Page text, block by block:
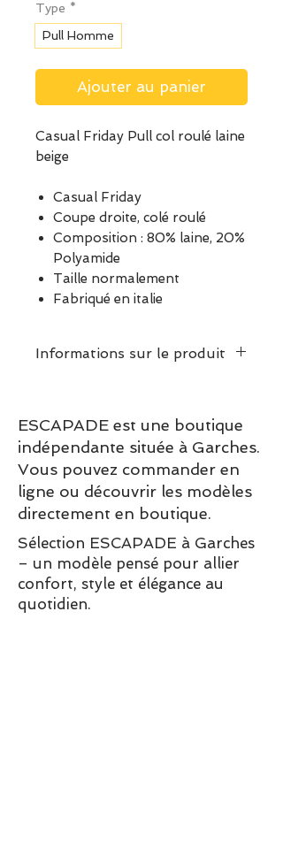
Type *
Pull Homme
Ajouter au panier
Casual Friday Pull col roulé laine
beige
Casual Friday
Coupe droite, colé roulé
Composition : 80% laine, 20%
Polyamide
Taille normalement
Fabriqué en italie
Informations sur le produit
ESCAPADE est une boutique
indépendante située à Garches.
Vous pouvez commander en
ligne ou découvrir les modèles
directement en boutique.
Sélection ESCAPADE à Garches
– un modèle pensé pour allier
confort, style et élégance au
quotidien.